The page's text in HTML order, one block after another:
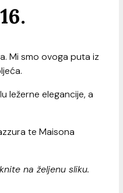
Mi smo ovoga puta iz
ležerne elegancije, a
te Maisona
na željenu sliku.